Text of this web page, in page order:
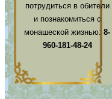
потрудиться в обители
и познакомиться с
монашеской жизнью:8-
960-181-48-24